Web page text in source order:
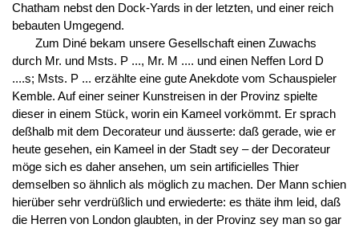
Chatham nebst den Dock-Yards in der letzten, und einer reich
bebauten Umgegend.
Zum Diné bekam unsere Gesellschaft einen Zuwachs
durch Mr. und Msts. P ..., Mr. M .... und einen Neffen Lord D
....s; Msts. P ... erzählte eine gute Anekdote vom Schauspieler
Kemble. Auf einer seiner Kunstreisen in der Provinz spielte
dieser in einem Stück, worin ein Kameel vorkömmt. Er sprach
deßhalb mit dem Decorateur und äusserte: daß gerade, wie er
heute gesehen, ein Kameel in der Stadt sey – der Decorateur
möge sich es daher ansehen, um sein artificielles Thier
demselben so ähnlich als möglich zu machen. Der Mann schien
hierüber sehr verdrüßlich und erwiederte: es thäte ihm leid, daß
die Herren von London glaubten, in der Provinz sey man so gar